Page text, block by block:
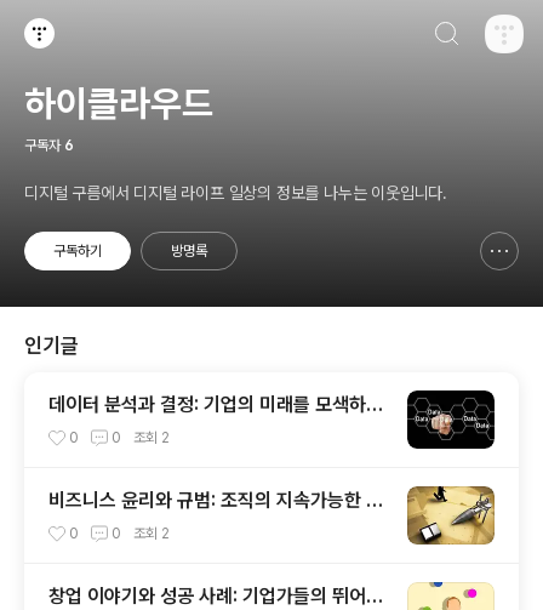
하이클라우드
구독자 6
디지털 구름에서 디지털 라이프 일상의 정보를 나누는 이웃입니다.
구독하기 방명록
인기글
데이터 분석과 결정: 기업의 미래를 모색하는
핵심 역량
0 0 조회 2
비즈니스 윤리와 규범: 조직의 지속가능한 성
공을 위한 핵심 가치 도입
0 0 조회 2
창업 이야기와 성공 사례: 기업가들의 뛰어난